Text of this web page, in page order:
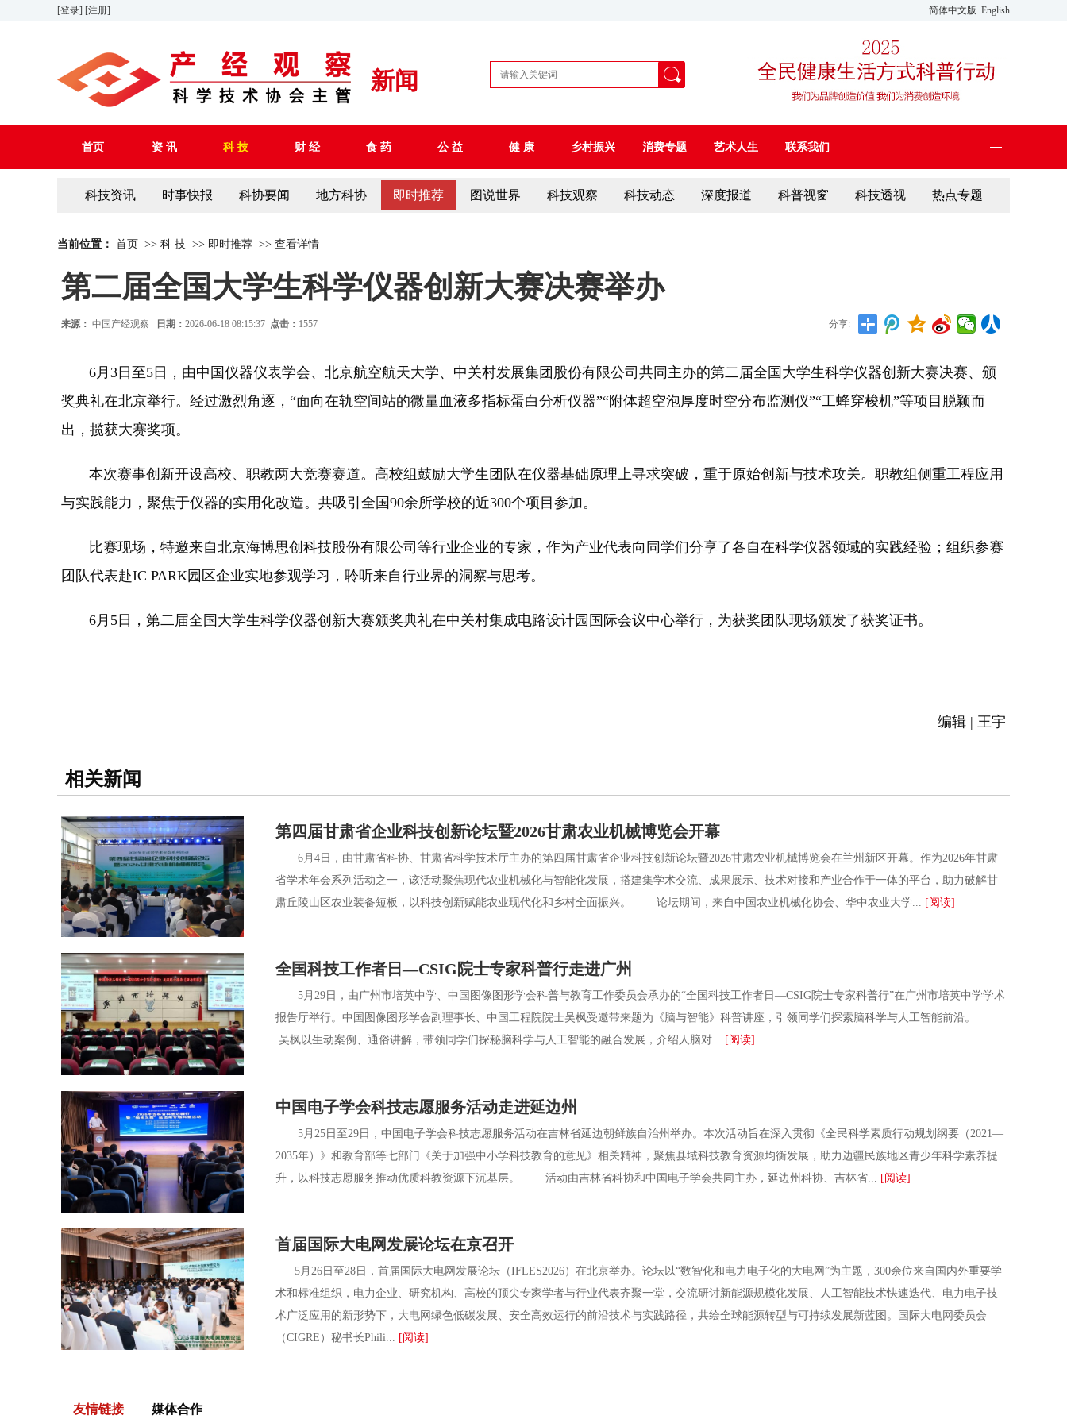
[登录] [注册] 简体中文版 English
新闻
首页 资 讯 科 技 财 经 食 药 公 益 健 康 乡村振兴 消费专题 艺术人生 联系我们
科技资讯 时事快报 科协要闻 地方科协 即时推荐 图说世界 科技观察 科技动态 深度报道 科普视窗 科技透视 热点专题
当前位置： 首页 >> 科 技 >> 即时推荐 >> 查看详情
第二届全国大学生科学仪器创新大赛决赛举办
来源： 中国产经观察 日期： 2026-06-18 08:15:37 点击： 1557 分享:
6月3日至5日，由中国仪器仪表学会、北京航空航天大学、中关村发展集团股份有限公司共同主办的第二届全国大学生科学仪器创新大赛决赛、颁
奖典礼在北京举行。经过激烈角逐，“面向在轨空间站的微量血液多指标蛋白分析仪器”“附体超空泡厚度时空分布监测仪”“工蜂穿梭机”等项目脱颖而
出，揽获大赛奖项。
本次赛事创新开设高校、职教两大竞赛赛道。高校组鼓励大学生团队在仪器基础原理上寻求突破，重于原始创新与技术攻关。职教组侧重工程应用
与实践能力，聚焦于仪器的实用化改造。共吸引全国90余所学校的近300个项目参加。
比赛现场，特邀来自北京海博思创科技股份有限公司等行业企业的专家，作为产业代表向同学们分享了各自在科学仪器领域的实践经验；组织参赛
团队代表赴IC PARK园区企业实地参观学习，聆听来自行业界的洞察与思考。
6月5日，第二届全国大学生科学仪器创新大赛颁奖典礼在中关村集成电路设计园国际会议中心举行，为获奖团队现场颁发了获奖证书。
编辑 | 王宇
相关新闻
第四届甘肃省企业科技创新论坛暨2026甘肃农业机械博览会开幕
6月4日，由甘肃省科协、甘肃省科学技术厅主办的第四届甘肃省企业科技创新论坛暨2026甘肃农业机械博览会在兰州新区开幕。作为2026年甘肃
省学术年会系列活动之一，该活动聚焦现代农业机械化与智能化发展，搭建集学术交流、成果展示、技术对接和产业合作于一体的平台，助力破解甘
肃丘陵山区农业装备短板，以科技创新赋能农业现代化和乡村全面振兴。 论坛期间，来自中国农业机械化协会、华中农业大学... [阅读]
全国科技工作者日—CSIG院士专家科普行走进广州
5月29日，由广州市培英中学、中国图像图形学会科普与教育工作委员会承办的“全国科技工作者日—CSIG院士专家科普行”在广州市培英中学学术
报告厅举行。中国图像图形学会副理事长、中国工程院院士吴枫受邀带来题为《脑与智能》科普讲座，引领同学们探索脑科学与人工智能前沿。
吴枫以生动案例、通俗讲解，带领同学们探秘脑科学与人工智能的融合发展，介绍人脑对... [阅读]
中国电子学会科技志愿服务活动走进延边州
5月25日至29日，中国电子学会科技志愿服务活动在吉林省延边朝鲜族自治州举办。本次活动旨在深入贯彻《全民科学素质行动规划纲要（2021—
2035年）》和教育部等七部门《关于加强中小学科技教育的意见》相关精神，聚焦县域科技教育资源均衡发展，助力边疆民族地区青少年科学素养提
升，以科技志愿服务推动优质科教资源下沉基层。 活动由吉林省科协和中国电子学会共同主办，延边州科协、吉林省...
[阅读]
首届国际大电网发展论坛在京召开
5月26日至28日，首届国际大电网发展论坛（IFLES2026）在北京举办。论坛以“数智化和电力电子化的大电网”为主题，300余位来自国内外重要学
术和标准组织，电力企业、研究机构、高校的顶尖专家学者与行业代表齐聚一堂，交流研讨新能源规模化发展、人工智能技术快速迭代、电力电子技
术广泛应用的新形势下，大电网绿色低碳发展、安全高效运行的前沿技术与实践路径，共绘全球能源转型与可持续发展新蓝图。国际大电网委员会
（CIGRE）秘书长Phili...
[阅读]
友情链接 媒体合作